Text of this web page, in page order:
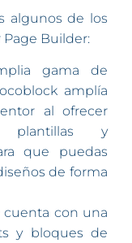
algunos de los
Builder:
gama de
amplía
al ofrecer
plantillas y
que puedas
de forma
cuenta con una
y bloques de